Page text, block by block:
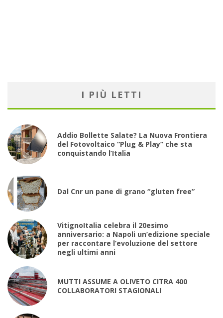
I PIÙ LETTI
Addio Bollette Salate? La Nuova Frontiera
del Fotovoltaico “Plug & Play” che sta
conquistando l’Italia
Dal Cnr un pane di grano “gluten free”
VitignoItalia celebra il 20esimo
anniversario: a Napoli un’edizione speciale
per raccontare l’evoluzione del settore
negli ultimi anni
MUTTI ASSUME A OLIVETO CITRA 400
COLLABORATORI STAGIONALI